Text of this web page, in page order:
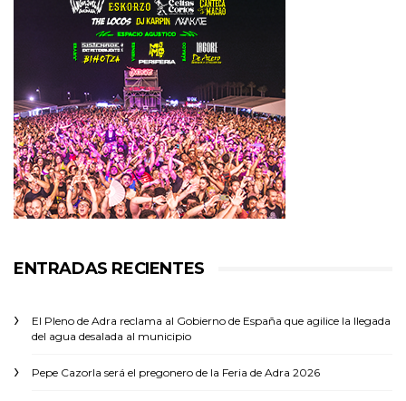
ENTRADAS RECIENTES
El Pleno de Adra reclama al Gobierno de España que agilice la llegada
del agua desalada al municipio
Pepe Cazorla será el pregonero de la Feria de Adra 2026